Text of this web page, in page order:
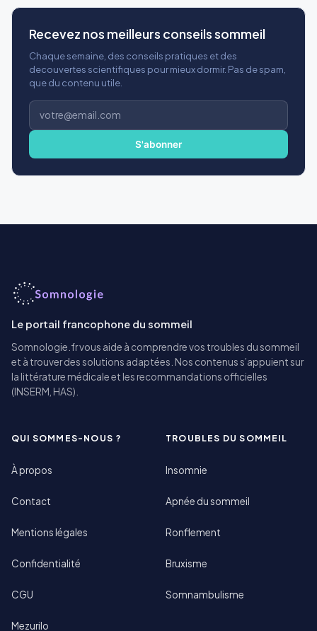
Recevez nos meilleurs conseils sommeil
Chaque semaine, des conseils pratiques et des
decouvertes scientifiques pour mieux dormir. Pas de spam,
que du contenu utile.
Adresse
e-
S'abonner
Le portail francophone du sommeil
Somnologie.fr vous aide à comprendre vos troubles du sommeil
et à trouver des solutions adaptées. Nos contenus s’appuient sur
la littérature médicale et les recommandations officielles
(INSERM, HAS).
QUI SOMMES-NOUS ?
À propos
Contact
Mentions légales
Confidentialité
CGU
Mezurilo
TROUBLES DU SOMMEIL
Insomnie
Apnée du sommeil
Ronflement
Bruxisme
Somnambulisme